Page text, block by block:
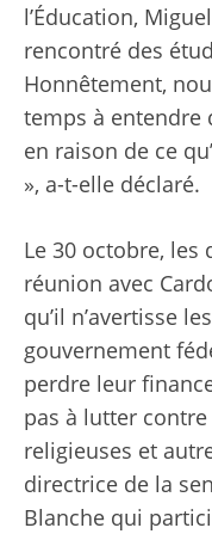
l’Éducation,
rencontré des
Honnêtement,
temps à entendre
en raison de ce
», a-t-elle déclaré.
Le 30 octobre,
réunion avec
qu’il n’avertisse
gouvernement
perdre leur
pas à lutter
religieuses et
directrice de la
Blanche qui